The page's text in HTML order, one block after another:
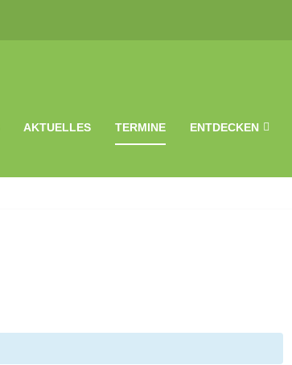
AKTUELLES TERMINE ENTDECKEN